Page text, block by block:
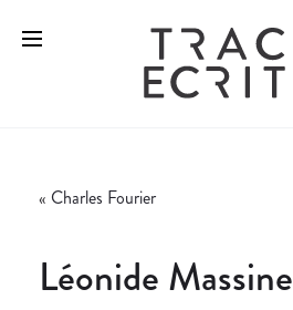
« Charles Fourier
Léonide Massine